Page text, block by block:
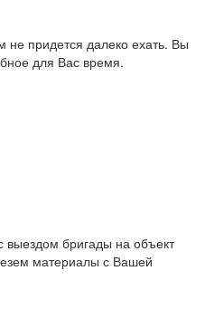
придется далеко ехать. Вы
для Вас время.
бригады на объект
материалы с Вашей